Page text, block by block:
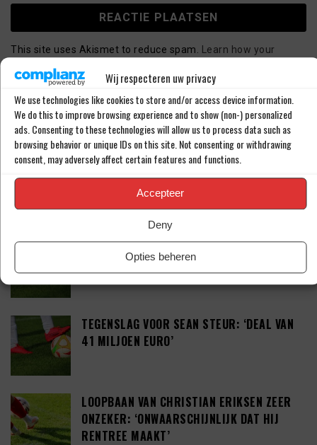
Wij respecteren uw privacy
We use technologies like cookies to store and/or access device information.
We do this to improve browsing experience and to show (non-) personalized
ads. Consenting to these technologies will allow us to process data such as
browsing behavior or unique IDs on this site. Not consenting or withdrawing
consent, may adversely affect certain features and functions.
Accepteer
Deny
Opties beheren
This site uses Akismet to reduce spam. Learn how your
LAATSTE BERICHTEN
WEST HAM UNITED MAAKT KOMST VAN JOEL
VELTMAN (34) BEKEND
TAKEHIRO TOMIYASU DUIKT OP IN DE
PREMIER LEAGUE
TEGENSLAG VOOR SEAN STEUR: ‘DEAL VAN
41 MILJOEN EURO’
LOOPBAAN VAN CHRISTIAN ERIKSEN ZEER
ONZEKER: ‘ONWAARSCHIJNLIJK DAT HIJ
RENTREE MAAKT’